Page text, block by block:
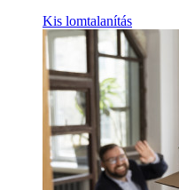
Kis lomtalanítás